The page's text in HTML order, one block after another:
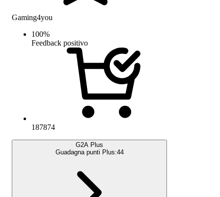
Gaming4you
100%
Feedback positivo
187874
G2A Plus
Guadagna punti Plus:44